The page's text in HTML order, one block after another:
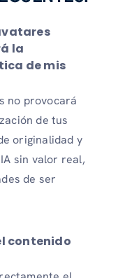
la
de mis
no provocará
de tus
originalidad y
sin valor real,
de ser
contenido